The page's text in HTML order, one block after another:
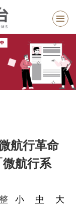
航行革命
航行系
小 中
大